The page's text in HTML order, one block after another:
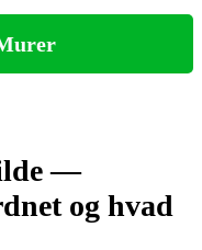
—
og hvad